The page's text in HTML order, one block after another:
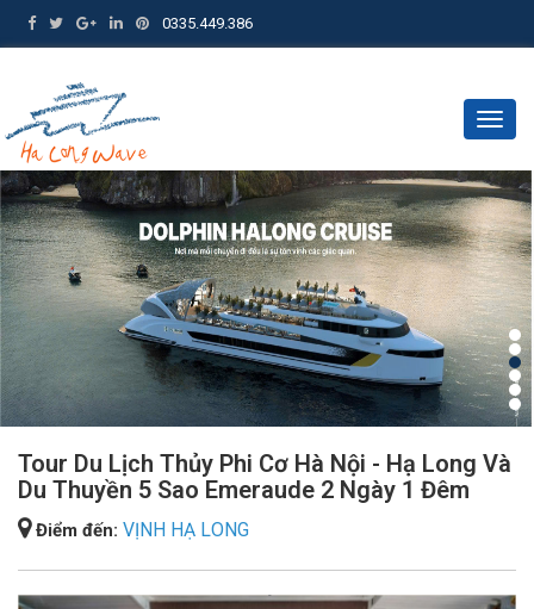
0335.449.386
Tour Du Lịch Thủy Phi Cơ Hà Nội - Hạ Long Và
Du Thuyền 5 Sao Emeraude 2 Ngày 1 Đêm
Điểm đến: VỊNH HẠ LONG